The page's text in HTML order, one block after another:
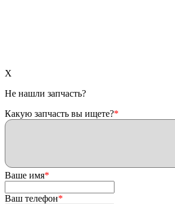
X
Не нашли запчасть?
Какую запчасть вы ищете?*
Ваше имя*
Ваш телефон*